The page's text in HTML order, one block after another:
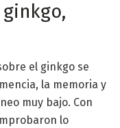
el ginkgo se
la memoria y
muy bajo. Con
lo